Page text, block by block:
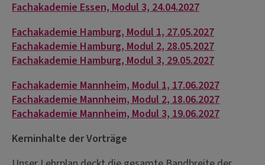
Fachakademie Essen, Modul 3, 24.04.2027
Fachakademie Hamburg, Modul 1, 27.05.2027
Fachakademie Hamburg, Modul 2, 28.05.2027
Fachakademie Hamburg, Modul 3, 29.05.2027
Fachakademie Mannheim, Modul 1, 17.06.2027
Fachakademie Mannheim, Modul 2, 18.06.2027
Fachakademie Mannheim, Modul 3, 19.06.2027
Kerninhalte der Vorträge